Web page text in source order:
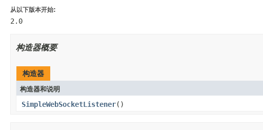
从以下版本开始:
2.0
构造器概要
构造器
构造器和说明
SimpleWebSocketListener()